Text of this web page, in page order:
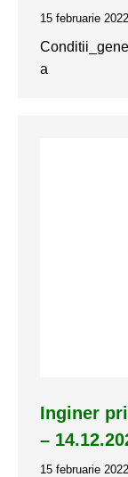
15 februarie 2022
a
Inginer
–
15 februarie 2022